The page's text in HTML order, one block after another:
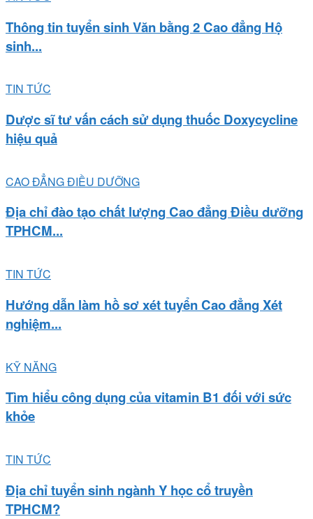
Thông tin tuyển sinh Văn bằng 2 Cao đẳng Hộ
sinh...
TIN TỨC
Dược sĩ tư vấn cách sử dụng thuốc Doxycycline
hiệu quả
CAO ĐẲNG ĐIỀU DƯỠNG
Địa chỉ đào tạo chất lượng Cao đẳng Điều dưỡng
TPHCM...
TIN TỨC
Hướng dẫn làm hồ sơ xét tuyển Cao đẳng Xét
nghiệm...
KỸ NĂNG
Tìm hiểu công dụng của vitamin B1 đối với sức
khỏe
TIN TỨC
Địa chỉ tuyển sinh ngành Y học cổ truyền
TPHCM?